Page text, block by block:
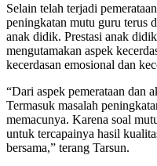
Selain telah terjadi
peningkatan mutu guru terus
anak didik. Prestasi anak
mengutamakan aspek
kecerdasan emosional dan
“Dari aspek pemerataan dan
Termasuk masalah
memacunya. Karena soal
untuk tercapainya hasil
bersama,” terang Tarsun.